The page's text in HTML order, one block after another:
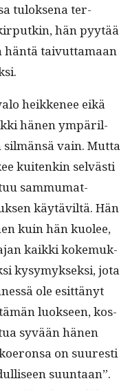
tulok­se­na ter­
hän pyytää
taivut­ta­maan
heikke­nee eikä
hänen ympäril­
vain. Mut­ta
kuitenkin selvästi
sam­mu­mat­
käytäviltä. Hän
kuin hän kuolee,
kaik­ki koke­muk­
kysymyk­sek­si, jota
ole esit­tänyt
luok­seen, kos­
syvään hänen
on suuresti
suun­taan”.